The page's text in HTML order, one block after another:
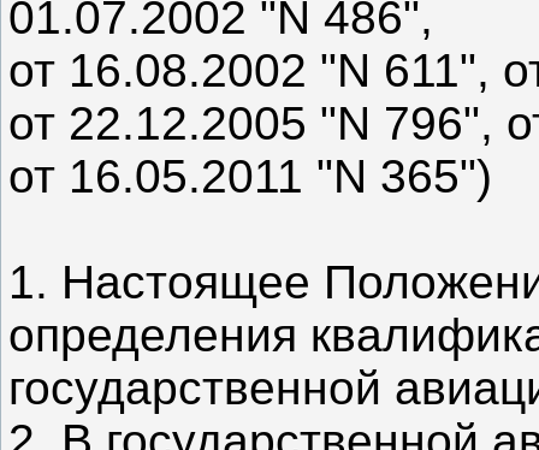
01.07.2002 "N 486",
от 16.08.2002 "N 611",
от 22.12.2005 "N 796",
от 16.05.2011 "N 365")
1. Настоящее
определения
государственной